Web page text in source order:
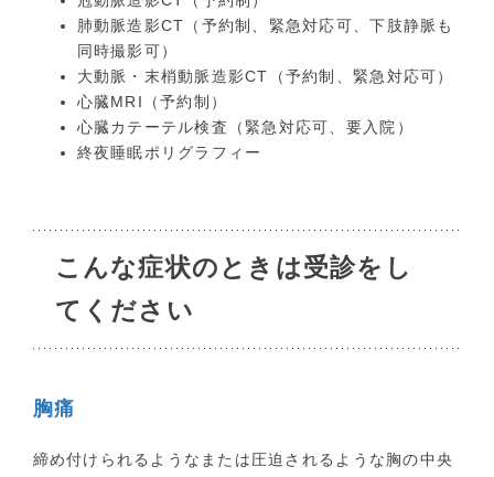
肺動脈造影CT（予約制、緊急対応可、下肢静脈も
同時撮影可）
大動脈・末梢動脈造影CT（予約制、緊急対応可）
心臓MRI（予約制）
心臓カテーテル検査（緊急対応可、要入院）
終夜睡眠ポリグラフィー
こんな症状のときは受診をし
てください
胸痛
締め付けられるようなまたは圧迫されるような胸の中央